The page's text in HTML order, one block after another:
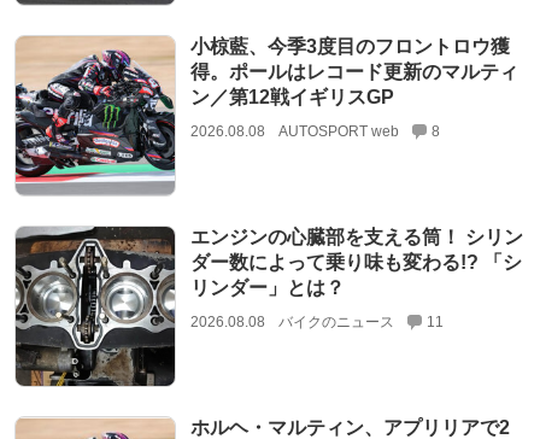
小椋藍、今季3度目のフロントロウ獲
得。ポールはレコード更新のマルティ
ン／第12戦イギリスGP
2026.08.08 AUTOSPORT web 8
エンジンの心臓部を支える筒！ シリン
ダー数によって乗り味も変わる!? 「シ
リンダー」とは？
2026.08.08 バイクのニュース 11
ホルヘ・マルティン、アプリリアで2